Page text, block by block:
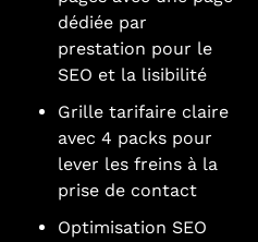
dédiée par
prestation pour le
SEO et la lisibilité
Grille tarifaire claire
avec 4 packs pour
lever les freins à la
prise de contact
Optimisation SEO